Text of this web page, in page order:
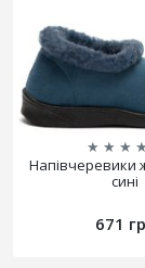
★ ★ ★
Напівчеревики
сині
671